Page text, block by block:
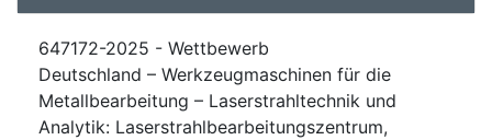
647172-2025 - Wettbewerb
Deutschland – Werkzeugmaschinen für die
Metallbearbeitung – Laserstrahltechnik und
Analytik: Laserstrahlbearbeitungszentrum,